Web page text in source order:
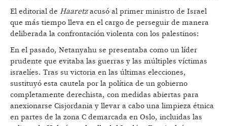
El editorial de Haaretzacusó al primer ministro de Israel
que más tiempo lleva en el cargo de perseguir de manera
deliberada la confrontación violenta con los palestinos:
En el pasado, Netanyahu se presentaba como un líder
prudente que evitaba las guerras y las múltiples víctimas
israelíes. Tras su victoria en las últimas elecciones,
sustituyó esta cautela por la política de un gobierno
completamente derechista, con medidas abiertas para
anexionarse Cisjordania y llevar a cabo una limpieza étnica
en partes de la zona C demarcada en Oslo, incluidas las